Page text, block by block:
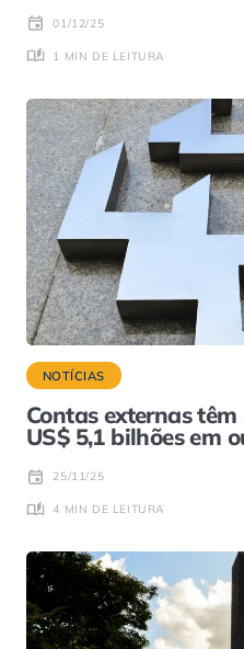
01/12/25
1 MIN DE LEITURA
NOTÍCIAS
Contas externas
US$ 5,1 bilhões em
25/11/25
4 MIN DE LEITURA